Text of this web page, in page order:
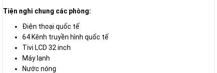
Tiện nghi chung các phòng:
Điện thoại quốc tế
64 Kênh truyền hình quốc tế
Tivi LCD 32 inch
Máy lạnh
Nước nóng